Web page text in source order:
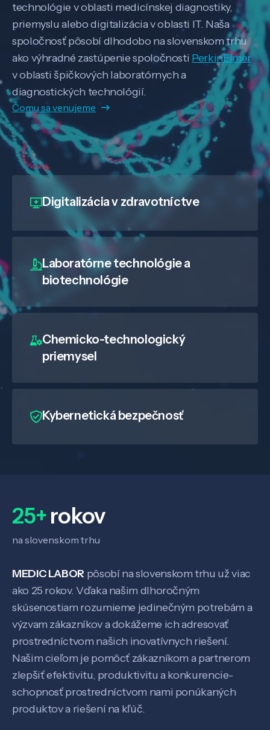
technológie v oblasti medicínskej diagnostiky,
priemyslu alebo digitalizácia v oblasti IT. Naša
spoločnosť pôsobí dlhodobo na slovenskom trhu
ako výhradné zastúpenie spoločnosti PerkinElmer
v oblasti špičkových laboratórnych a
diagnostických technológií.
Čomu sa venujeme
Digitalizáciav zdravotníctve
Laboratórne technológie a
biotechnológie
Chemicko-technologický
priemysel
Kybernetická bezpečnosť
25+rokov
na slovenskom trhu
MEDIC LABOR pôsobí na slovenskom trhu už viac
ako 25 rokov. Vďaka našim dlhoročným
skúsenostiam rozumieme jedinečným potrebám a
výzvam zákazníkov a dokážeme ich adresovať
prostredníctvom našich inovatívnych riešení.
Našim cieľom je pomôcť zákazníkom a partnerom
zlepšiť efektivitu, produktivitu a konkurencie-
schopnosť prostredníctvom nami ponúkaných
produktov a riešení na kľúč.